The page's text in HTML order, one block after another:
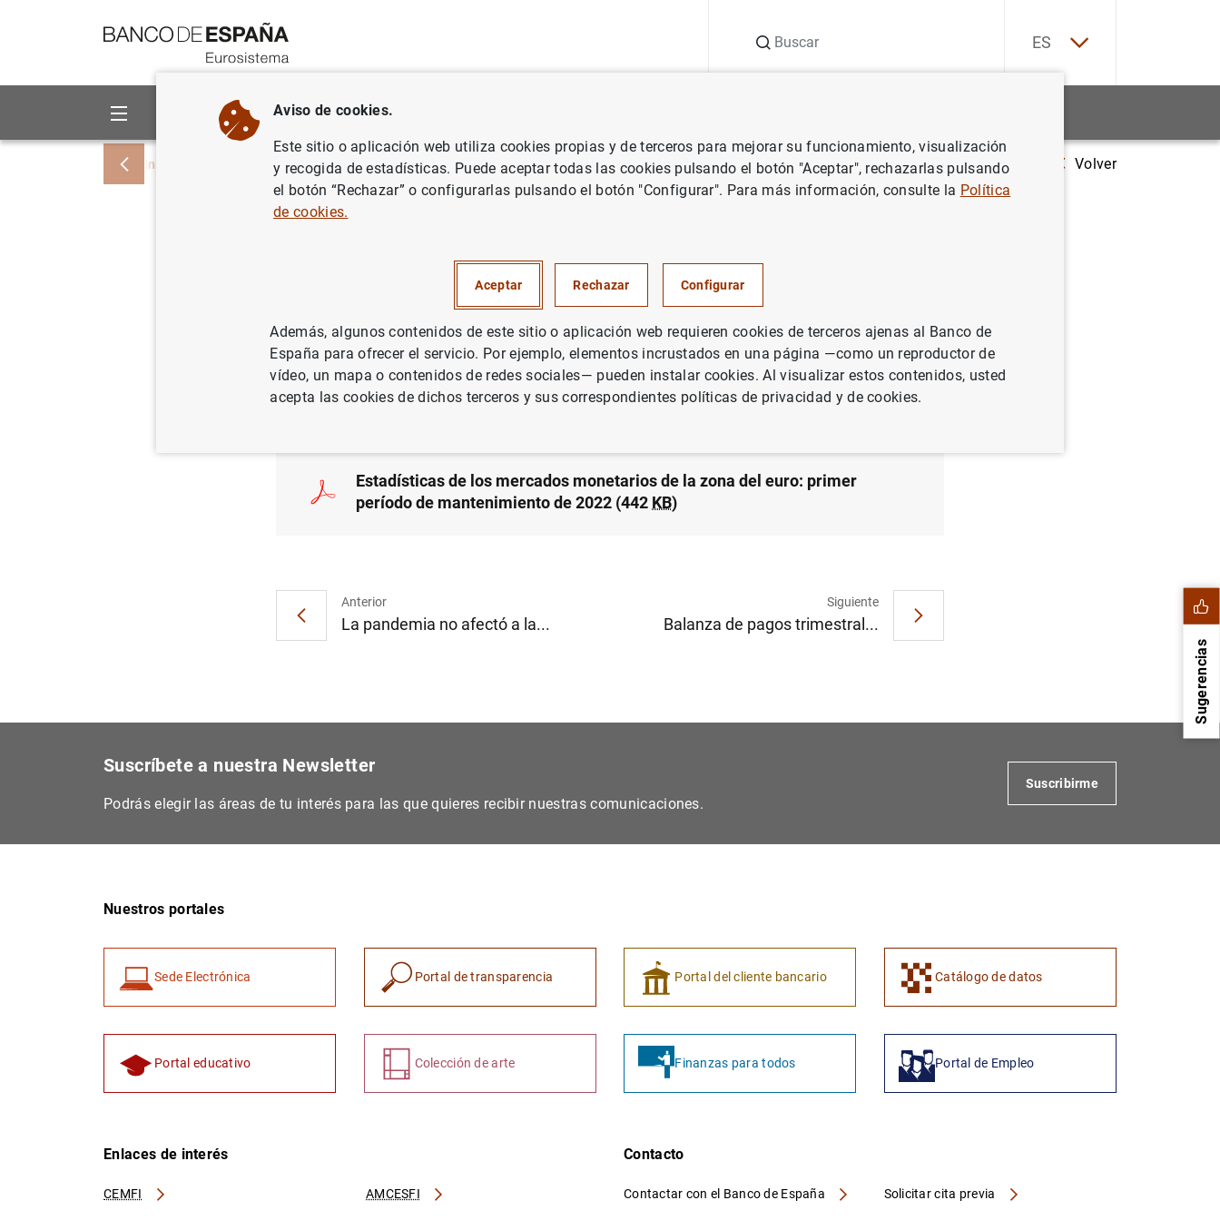
ES
Sobre el Banco Áreas de actuación
Inicio Noticias y eventos Noticias del Banco Central Europeo Notas de prensa del Banco Central Europeo Estadísticas de los mercados monetarios de la zona del euro: primer
Volver
zona del euro: primer período de mantenimiento
05/04/2022 ESPAÑA
SITUACIÓN ECONÓMICA
Estadísticas de los mercados monetarios de la zona del euro: primer
período de mantenimiento de 2022 (442 KB)
Anterior
La pandemia no afectó a la...
Siguiente
Balanza de pagos trimestral...
Sugerencias
Suscríbete a nuestra Newsletter
Podrás elegir las áreas de tu interés para las que quieres recibir nuestras comunicaciones.
Suscribirme
Nuestros portales
Sede Electrónica Portal de transparencia Portal del cliente bancario Catálogo de datos
Portal educativo Colección de arte Finanzas para todos Portal de Empleo
Enlaces de interés
CEMFI AMCESFI
Contacto
Contactar con el Banco de España Solicitar cita previa
Aviso de cookies.
Este sitio o aplicación web utiliza cookies propias y de terceros para mejorar su funcionamiento, visualización
y recogida de estadísticas. Puede aceptar todas las cookies pulsando el botón "Aceptar", rechazarlas pulsando
el botón “Rechazar” o configurarlas pulsando el botón "Configurar". Para más información, consulte la Política
de cookies.
Aceptar Rechazar Configurar
Además, algunos contenidos de este sitio o aplicación web requieren cookies de terceros ajenas al Banco de
España para ofrecer el servicio. Por ejemplo, elementos incrustados en una página —como un reproductor de
vídeo, un mapa o contenidos de redes sociales— pueden instalar cookies. Al visualizar estos contenidos, usted
acepta las cookies de dichos terceros y sus correspondientes políticas de privacidad y de cookies.